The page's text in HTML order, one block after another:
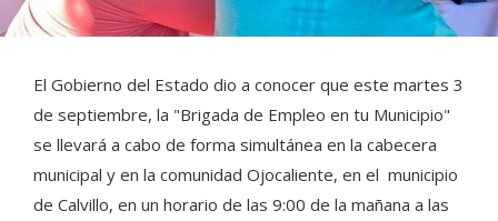
El Gobierno del Estado dio a conocer que este martes 3
de septiembre, la "Brigada de Empleo en tu Municipio"
se llevará a cabo de forma simultánea en la cabecera
municipal y en la comunidad Ojocaliente, en el municipio
de Calvillo, en un horario de las 9:00 de la mañana a las